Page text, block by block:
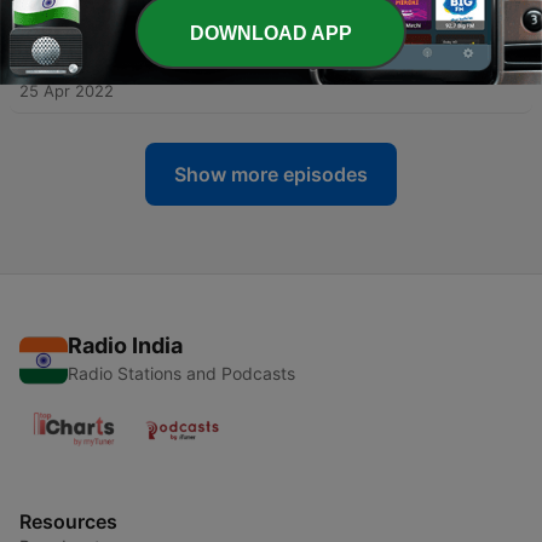
auch auf allen UKW-Frequenzen, DAB+, BB RADIO-App,
Livestream www.bbradio.de und als Podcast.
8 - Sträter: Musik – Songs, mit denen man sich gut
wecken lassen kann
25 Apr 2022
Show more episodes
Radio India
Radio Stations and Podcasts
Resources
DOWNLOAD APP